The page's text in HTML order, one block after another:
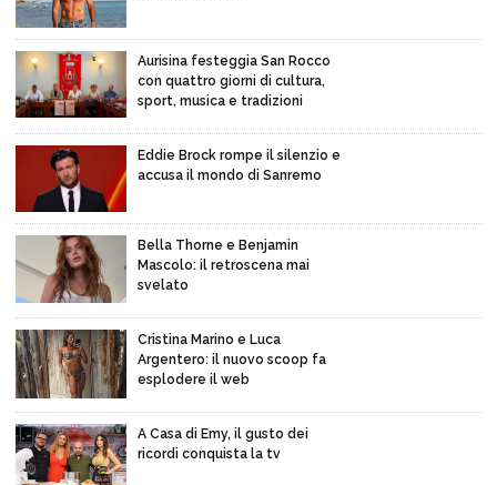
Aurisina festeggia San Rocco
con quattro giorni di cultura,
sport, musica e tradizioni
Eddie Brock rompe il silenzio e
accusa il mondo di Sanremo
Bella Thorne e Benjamin
Mascolo: il retroscena mai
svelato
Cristina Marino e Luca
Argentero: il nuovo scoop fa
esplodere il web
A Casa di Emy, il gusto dei
ricordi conquista la tv